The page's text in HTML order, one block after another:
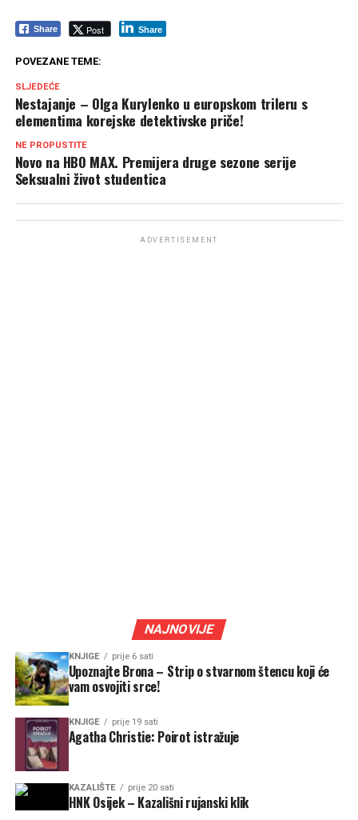
Share Post Share
POVEZANE TEME:
SLJEDEĆE
Nestajanje – Olga Kurylenko u europskom trileru s
elementima korejske detektivske priče!
NE PROPUSTITE
Novo na HBO MAX. Premijera druge sezone serije
Seksualni život studentica
ADVERTISEMENT
NAJNOVIJE
KNJIGE prije 6 sati
Upoznajte Brona – Strip o stvarnom štencu koji će
vam osvojiti srce!
KNJIGE prije 19 sati
Agatha Christie: Poirot istražuje
KAZALIŠTE prije 20 sati
HNK Osijek – Kazališni rujanski klik